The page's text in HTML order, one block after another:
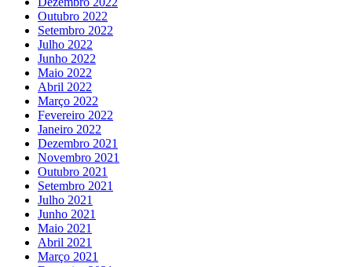
Outubro 2022
Setembro 2022
Julho 2022
Junho 2022
Maio 2022
Abril 2022
Março 2022
Fevereiro 2022
Janeiro 2022
Dezembro 2021
Novembro 2021
Outubro 2021
Setembro 2021
Julho 2021
Junho 2021
Maio 2021
Abril 2021
Março 2021